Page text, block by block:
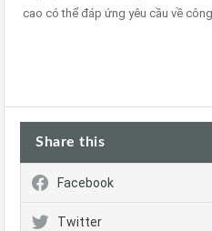
cao có thể đáp ứng yêu cầu về
Share this
Facebook
Twitter